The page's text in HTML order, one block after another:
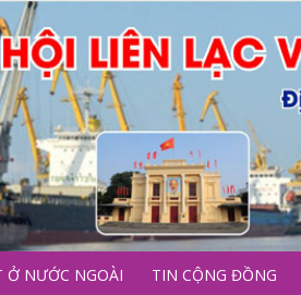
Ở NƯỚC NGOÀI TIN CỘNG ĐỒNG